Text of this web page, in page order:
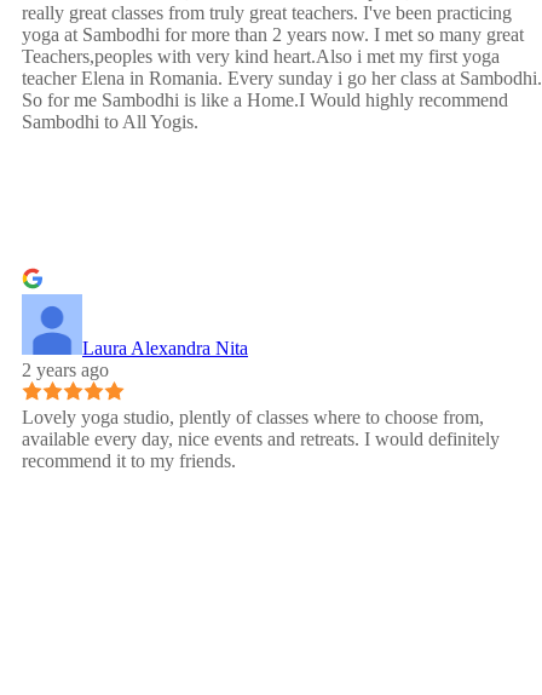
really great classes from truly great teachers. I've been practicing
yoga at Sambodhi for more than 2 years now. I met so many great
Teachers,peoples with very kind heart.Also i met my first yoga
teacher Elena in Romania. Every sunday i go her class at Sambodhi.
So for me Sambodhi is like a Home.I Would highly recommend
Sambodhi to All Yogis.
Laura Alexandra Nita
2 years ago
Lovely yoga studio, plently of classes where to choose from,
available every day, nice events and retreats. I would definitely
recommend it to my friends.